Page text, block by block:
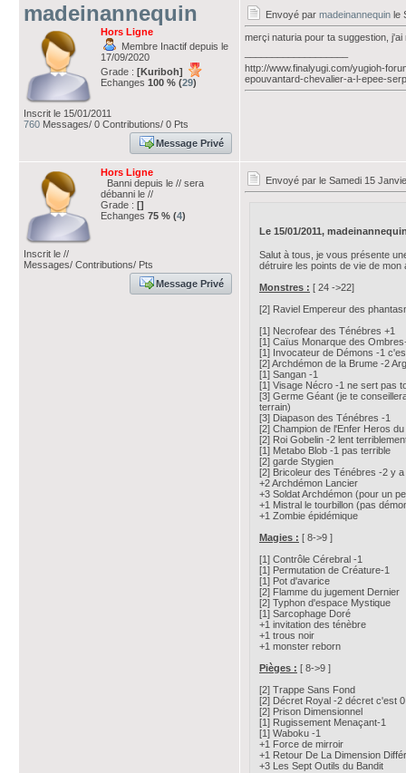
madeinannequin
Hors Ligne
Membre Inactif depuis le
17/09/2020
Grade : [Kuriboh]
Echanges 100 % (29)
Inscrit le 15/01/2011
760 Messages/ 0 Contributions/ 0 Pts
Message Privé
Envoyé par madeinannequin le
merçi naturia pour ta suggestion,
http://www.finalyugi.com/yugioh-
epouvantard-chevalier-a-l-epee-
Hors Ligne
Banni depuis le // sera
débanni le //
Grade : []
Echanges 75 % (4)
Inscrit le //
Messages/ Contributions/ Pts
Message Privé
Envoyé par le Samedi 15
Le 15/01/2011,
Salut à tous, je vous présente
détruire les points de vie de mon
Monstres : [ 24 ->22]
[2] Raviel Empereur des
[1] Necrofear des Ténébres +1
[1] Caïus Monarque des
[1] Invocateur de Démons -1
[2] Archdémon de la Brume -2
[1] Sangan -1
[1] Visage Nécro -1 ne sert pas
[3] Germe Géant (je te
terrain)
[3] Diapason des Ténébres -1
[2] Champion de l'Enfer Heros du
[2] Roi Gobelin -2 lent
[1] Metabo Blob -1 pas terrible
[2] garde Stygien
[2] Bricoleur des Ténébres -2 y
+2 Archdémon Lancier
+3 Soldat Archdémon (pour un
+1 Mistral le tourbillon (pas
+1 Zombie épidémique
Magies : [ 8->9 ]
[1] Contrôle Cérebral -1
[1] Permutation de Créature-1
[1] Pot d'avarice
[2] Flamme du jugement Dernier
[2] Typhon d'espace Mystique
[1] Sarcophage Doré
+1 invitation des ténèbre
+1 trous noir
+1 monster reborn
Pièges : [ 8->9 ]
[2] Trappe Sans Fond
[2] Décret Royal -2 décret c'est
[2] Prison Dimensionnel
[1] Rugissement Menaçant-1
[1] Waboku -1
+1 Force de mirroir
+1 Retour De La Dimension
+3 Les Sept Outils du Bandit